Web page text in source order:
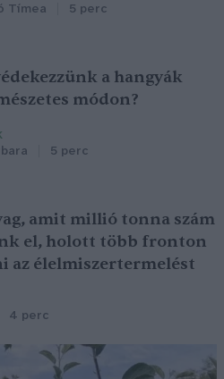
Tímea 5 perc
a hangyák
módon?
5 perc
amit millió tonna szám
el, holott több fronton
az élelmiszertermelést
4 perc